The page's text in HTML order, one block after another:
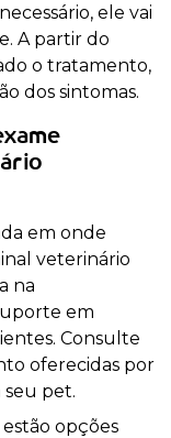
ele vai
A partir do
o tratamento,
dos sintomas.
em onde
veterinário
na
em
Consulte
oferecidas por
pet.
opções